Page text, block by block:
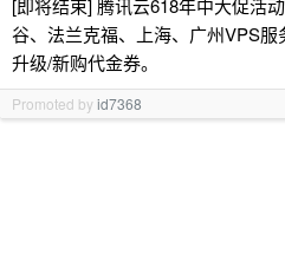
[即将结束] 腾讯云618年中大促活
谷、法兰克福、上海、广州VPS
升级/新购代金券。
Promoted byid7368